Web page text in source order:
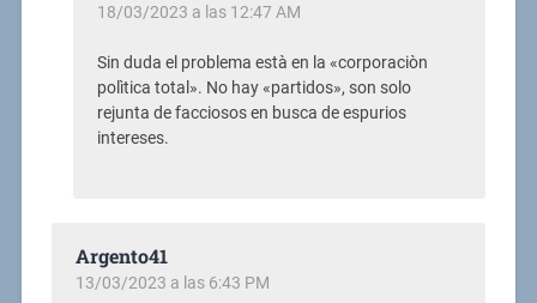
18/03/2023 a las 12:47 AM
Sin duda el problema està en la «corporaciòn
polìtica total». No hay «partidos», son solo
rejunta de facciosos en busca de espurios
intereses.
Argento41
13/03/2023 a las 6:43 PM